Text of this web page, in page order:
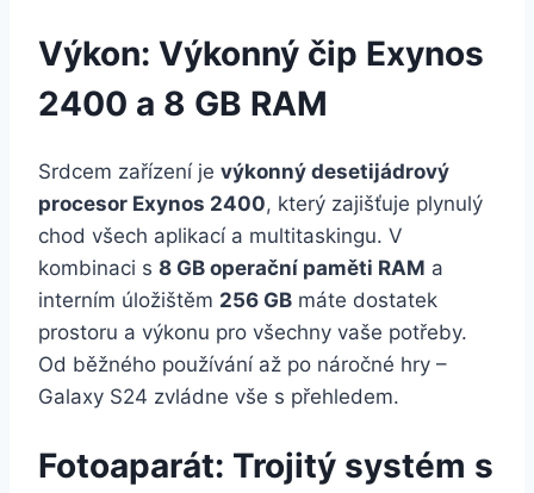
Výkon: Výkonný čip Exynos
2400 a 8 GB RAM
Srdcem zařízení je výkonný desetijádrový
procesor Exynos 2400, který zajišťuje plynulý
chod všech aplikací a multitaskingu. V
kombinaci s 8 GB operační paměti RAM a
interním úložištěm 256 GB máte dostatek
prostoru a výkonu pro všechny vaše potřeby.
Od běžného používání až po náročné hry –
Galaxy S24 zvládne vše s přehledem.
Fotoaparát: Trojitý systém s